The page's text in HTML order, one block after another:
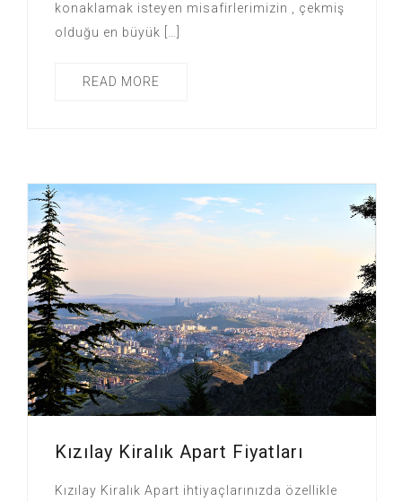
konaklamak isteyen misafirlerimizin , çekmiş
olduğu en büyük […]
READ MORE
Kızılay Kiralık Apart Fiyatları
Kızılay Kiralık Apart ihtiyaçlarınızda özellikle